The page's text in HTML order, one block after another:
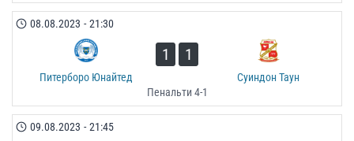
08.08.2023 - 21:30
Питерборо Юнайтед
1 1
Суиндон Таун
Пенальти 4-1
09.08.2023 - 21:45